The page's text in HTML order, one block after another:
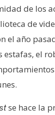
de los
de
el año
estafas, el
se hace la